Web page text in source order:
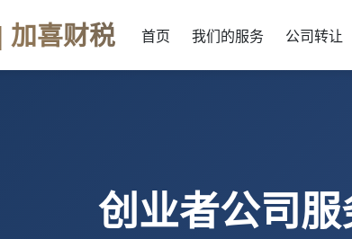
加喜财税 首页 我们的服务 公司转让
创业者公司